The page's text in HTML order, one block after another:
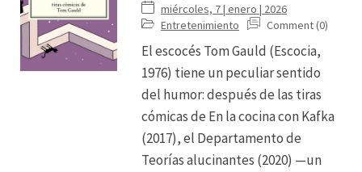
miércoles, 7 | enero | 2026
Entretenimiento
Comment (0)
El escocés Tom Gauld (Escocia,
1976) tiene un peculiar sentido
del humor: después de las tiras
cómicas de En la cocina con Kafka
(2017), el Departamento de
Teorías alucinantes (2020) —un